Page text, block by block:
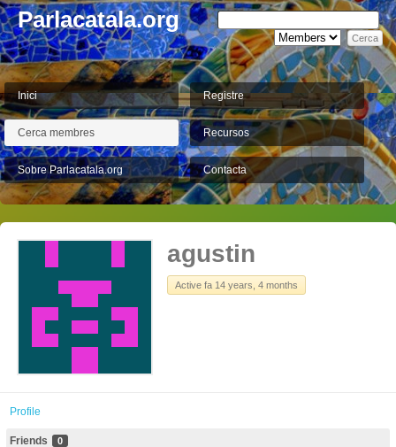
Parlacatala.org
Inici Registre
Cerca membres Recursos
Sobre Parlacatala.org Contacta
agustin
Active fa 14 years, 4 months
Profile
Friends 0